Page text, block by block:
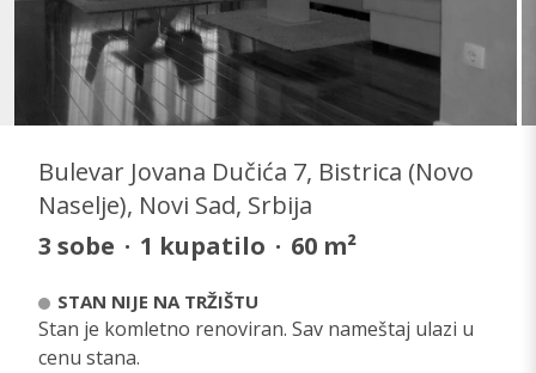
Bulevar Jovana Dučića 7, Bistrica (Novo
Naselje), Novi Sad, Srbija
3 sobe · 1 kupatilo · 60 m²
STAN NIJE NA TRŽIŠTU
Stan je komletno renoviran. Sav nameštaj ulazi u
cenu stana.